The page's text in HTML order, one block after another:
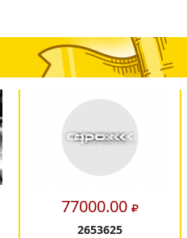
77000.00
2653625